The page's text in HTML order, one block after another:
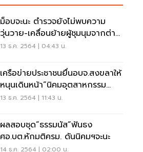
ม็อบจะนะ ตำรวจยังไม่พบความ
วุ่นวาย-เคลื่อนย้ายผู้ชุมนุมจากต่าง
จังหวัด
13 ธ.ค. 2564 | 04:43 น.
เครือข่ายประชาชนยื่นอบจ.สงขลาให้
หนุนเดินหน้า“นิคมอุตสาหกรรม
จะนะ”
13 ธ.ค. 2564 | 11:43 น.
ผลสอบชุด”ธรรมนัส”ฟันธง
ศอ.บต.หักมติครม. ดันนิคมฯจะนะ
14 ธ.ค. 2564 | 02:00 น.